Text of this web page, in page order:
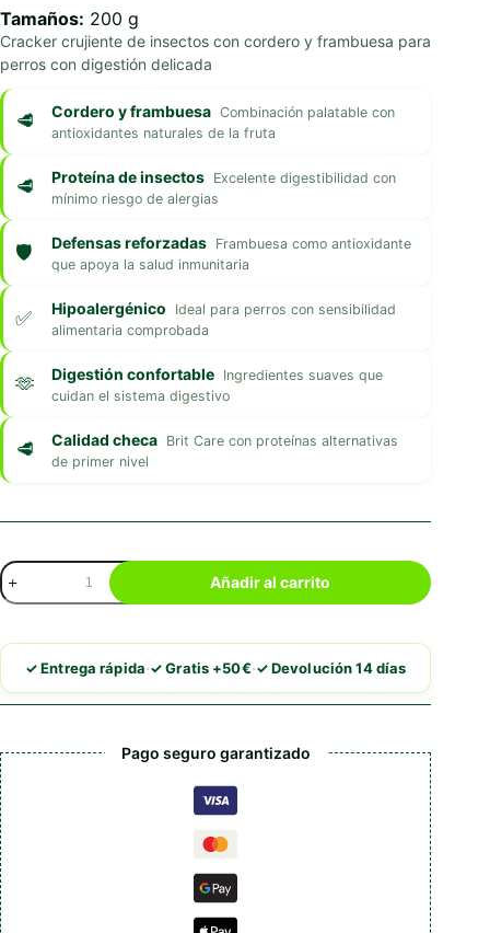
Tamaños: 200 g
Cracker crujiente de insectos con cordero y frambuesa para
perros con digestión delicada
Cordero y frambuesa Combinación palatable con
antioxidantes naturales de la fruta
Proteína de insectos Excelente digestibilidad con
mínimo riesgo de alergias
Defensas reforzadas Frambuesa como antioxidante
que apoya la salud inmunitaria
Hipoalergénico
Ideal para perros con sensibilidad
alimentaria comprobada
Digestión confortable Ingredientes suaves que
cuidan el sistema digestivo
Calidad checa Brit Care con proteínas alternativas
de primer nivel
Brit
Care
Crunchy
Insectos
Con
Cordero
cantidad
Añadir al carrito
✓ Entrega rápida·✓ Gratis +50€·✓ Devolución 14 días
Pago seguro garantizado